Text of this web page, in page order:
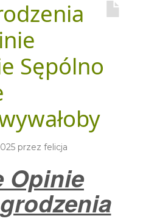
Sępólno
przez felicja
Opinie